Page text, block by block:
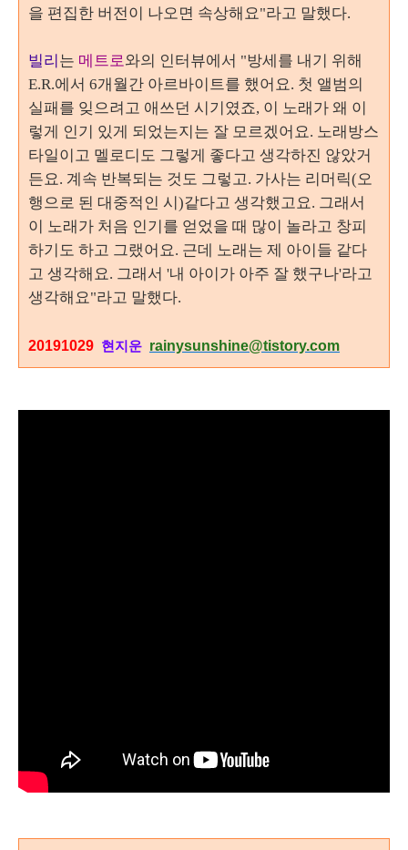
을 편집한 버전이 나오면 속상해요"라고 말했다.
빌리 는 메트로와의 인터뷰에서 "방세를 내기 위해
E.R.에서 6개월간 아르바이트를 했어요. 첫 앨범의
실패를 잊으려고 애쓰던 시기였죠, 이 노래가 왜 이
렇게 인기 있게 되었는지는 잘 모르겠어요. 노래방스
타일이고 멜로디도 그렇게 좋다고 생각하진 않았거
든요. 계속 반복되는 것도 그렇고. 가사는 리머릭(오
행으로 된 대중적인 시)같다고 생각했고요. 그래서
이 노래가 처음 인기를 얻었을 때 많이 놀라고 창피
하기도 하고 그랬어요. 근데 노래는 제 아이들 같다
고 생각해요. 그래서 '내 아이가 아주 잘 했구나'라고
생각해요"라고 말했다.
20191029 현지운 rainysunshine@tistory.com